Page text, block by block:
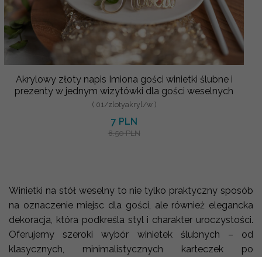
Akrylowy złoty napis Imiona gości winietki ślubne i
prezenty w jednym wizytówki dla gości weselnych
( 01/zlotyakryl/w )
7 PLN
8.50 PLN
Winietki na stół weselny to nie tylko praktyczny sposób
na oznaczenie miejsc dla gości, ale również elegancka
dekoracja, która podkreśla styl i charakter uroczystości.
Oferujemy szeroki wybór winietek ślubnych – od
klasycznych, minimalistycznych karteczek po